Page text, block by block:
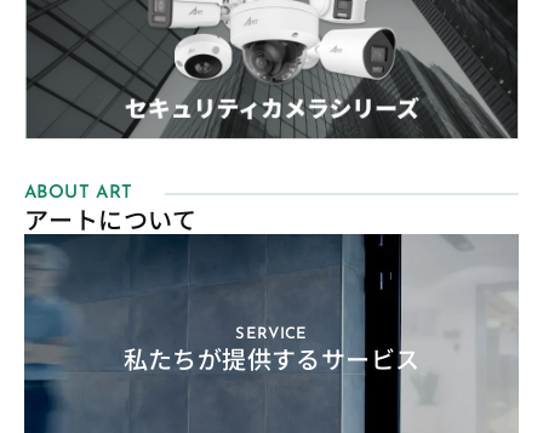
ABOUT ART
アートについて
SERVICE
私たちが提供するサービス